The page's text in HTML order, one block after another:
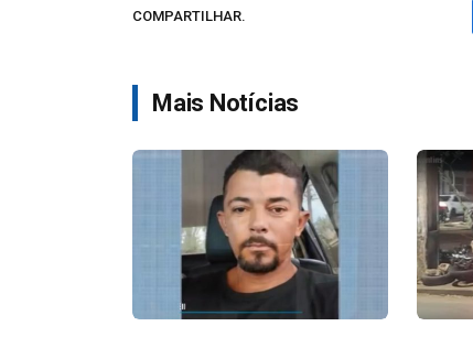
COMPARTILHAR.
Mais Notícias